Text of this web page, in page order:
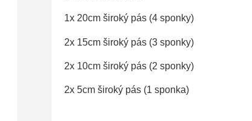
1x 20cm široký pás (4 sponky)
2x 15cm široký pás (3 sponky)
2x 10cm široký pás (2 sponky)
2x 5cm široký pás (1 sponka)